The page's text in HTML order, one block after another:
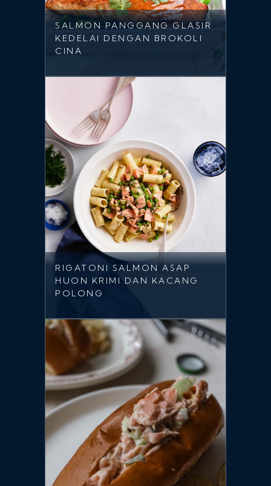
SALMON PANGGANG GLASIR
KEDELAI DENGAN BROKOLI
CINA
RIGATONI SALMON ASAP
HUON KRIMI DAN KACANG
POLONG